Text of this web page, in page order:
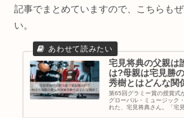
記事でまとめていますので、こちらも
い。
宅見将典の父親は
は?母親は宅見勝
秀樹とはどんな関
第65回グラミー賞の授賞式
グローバル・ミュージック
れた、宅見将典さん。「宅